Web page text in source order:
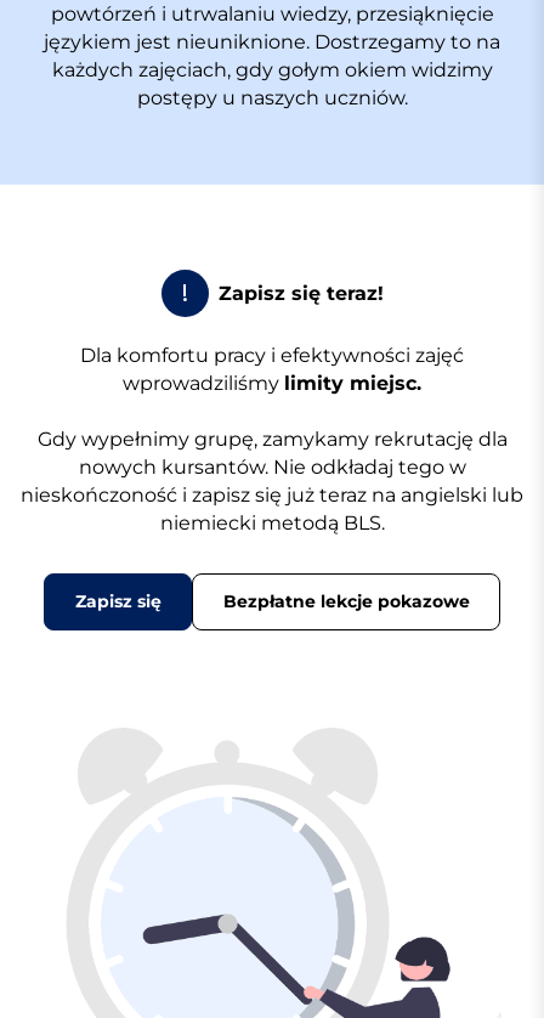
powtórzeń i utrwalaniu wiedzy, przesiąknięcie
językiem jest nieuniknione. Dostrzegamy to na
każdych zajęciach, gdy gołym okiem widzimy
postępy u naszych uczniów.
! Zapisz się teraz!
Dla komfortu pracy i efektywności zajęć
wprowadziliśmy limity miejsc.
Gdy wypełnimy grupę, zamykamy rekrutację dla
nowych kursantów. Nie odkładaj tego w
nieskończoność i zapisz się już teraz na angielski lub
niemiecki metodą BLS.
Zapisz się Bezpłatne lekcje pokazowe